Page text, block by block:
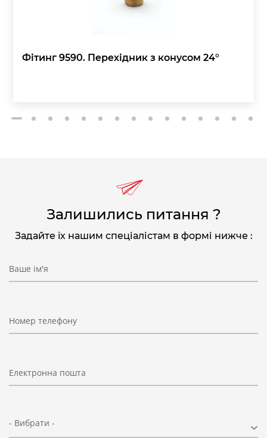
Фітинг 9590. Перехідник з конусом 24°
2 3 4 5 6 7 8 9 10 11 12 13 14 15
Залишились питання ?
Задайте їх нашим спеціалістам в формі нижче :
Ваше ім'я
Номер телефону
Електронна пошта
- Вибрати -